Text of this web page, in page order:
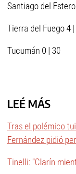
Santiago del
Tierra del Fuego 4
Tucumán 0 | 30
LEÉ MÁS
Tras el polémico
Fernández pidió
Tinelli: "Clarín